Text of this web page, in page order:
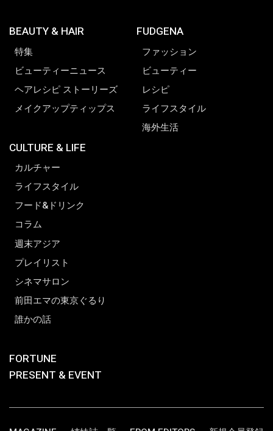
BEAUTY & HAIR
特集
ビューティーニュース
ヘアレシピ ストーリーズ
メイクアップティップス
CULTURE & LIFE
カルチャー
ライフスタイル
フード&ドリンク
コラム
週末アジア
プレイリスト
シネマサロン
前田エマの東京ぐるり
誰かの話
FUDGENA
ファッション
ビューティー
レシピ
ライフスタイル
海外生活
FORTUNE
PRESENT & EVENT